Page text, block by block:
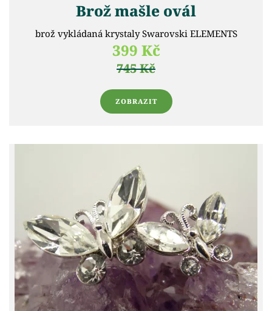
Brož mašle ovál
brož vykládaná krystaly Swarovski ELEMENTS
399 Kč
745 Kč
ZOBRAZIT